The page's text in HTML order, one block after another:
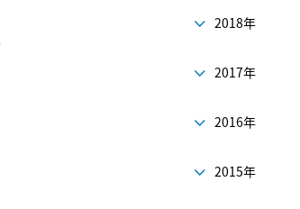
2018年
2017年
2016年
2015年